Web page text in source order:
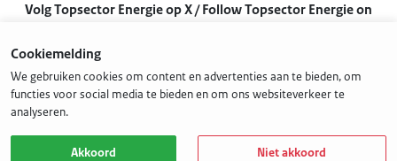
Volg Topsector Energie op X / Follow Topsector Energie on
Cookiemelding
We gebruiken cookies om content en advertenties aan te bieden, om
functies voor social media te bieden en om ons websiteverkeer te
analyseren.
Akkoord Niet akkoord